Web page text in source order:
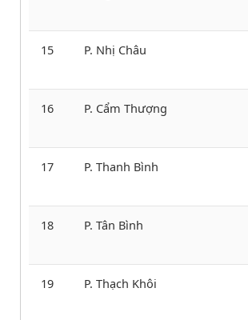
15 P. Nhị Châu
16 P. Cẩm Thượng
17 P. Thanh Bình
18 P. Tân Bình
19 P. Thạch Khôi